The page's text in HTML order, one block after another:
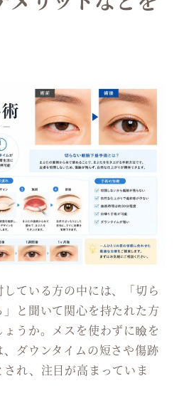
ている方の中には、「切ら
と聞いて関心を持たれた方
うか。メスを使わずに瞼を
ダウンタイムの短さや傷跡
れ、注目が高まっていま